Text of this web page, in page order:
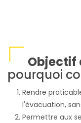
Objectif
pourquoi
Rendre
l'évacuation,
Permettre aux